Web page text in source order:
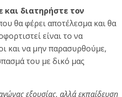
διατηρήστε τον
θα φέρει αποτέλεσμα και θα
είναι το να
και να μην παρασυρθούμε,
του με δικό μας
εξουσίας, αλλά εκπαίδευση